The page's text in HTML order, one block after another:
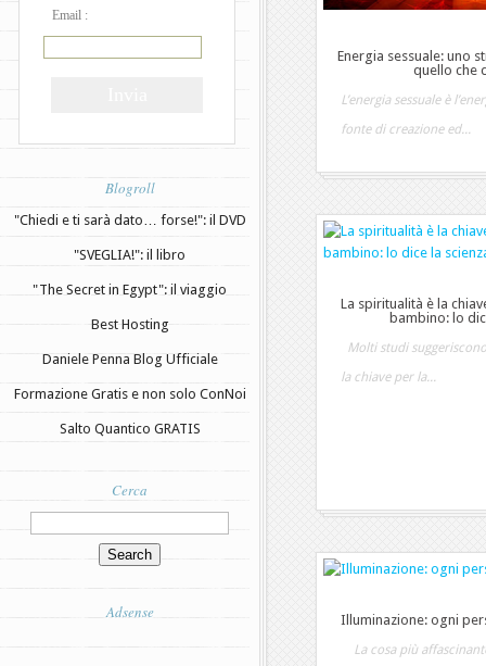
Email :
Blogroll
"Chiedi e ti sarà dato… forse!": il DVD
"SVEGLIA!": il libro
"The Secret in Egypt": il viaggio
Best Hosting
Daniele Penna Blog Ufficiale
Formazione Gratis e non solo ConNoi
Salto Quantico GRATIS
Cerca
Adsense
Energia sessuale: uno
quello che
L’energia sessuale è
fonte di creazione ed...
La spiritualità è la
bambino: lo
Molti studi
la chiave per la...
Illuminazione: ogni
La cosa più